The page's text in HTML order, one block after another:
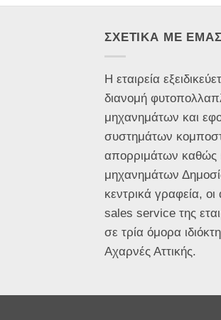
ΣΧΕΤΙΚΑ ΜΕ ΕΜΑΣ
Η εταιρεία
διανομή
μηχανημάτων και
συστημάτων
απορριμάτων καθώς
μηχανημάτων
κεντρικά γραφεία,
sales service της
σε τρία όμορα
Αχαρνές Αττικής.